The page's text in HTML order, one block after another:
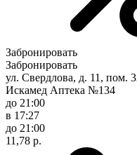
Забронировать
Забронировать
ул. Свердлова, д. 11, пом.
Искамед Аптека №134
до 21:00
в 17:27
до 21:00
11,78 р.